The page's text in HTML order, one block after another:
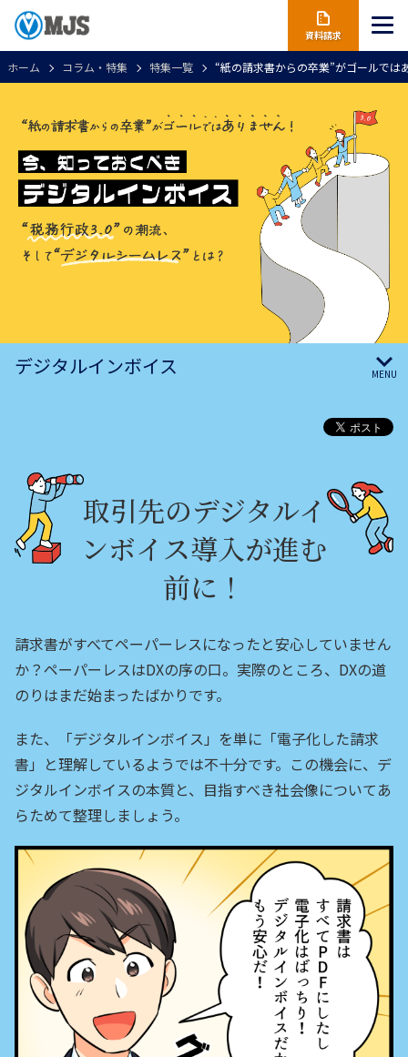
資料請求
ホーム コラム・特集 特集一覧 “紙の請求書からの卒業”がゴールでは
デジタルインボイス
取引先のデジタルイ
ンボイス導入が進む
前に！
請求書がすべてペーパーレスになったと安心していません
か？ペーパーレスはDXの序の口。実際のところ、DXの道
のりはまだ始まったばかりです。
また、「デジタルインボイス」を単に「電子化した請求
書」と理解しているようでは不十分です。この機会に、デ
ジタルインボイスの本質と、目指すべき社会像についてあ
らためて整理しましょう。